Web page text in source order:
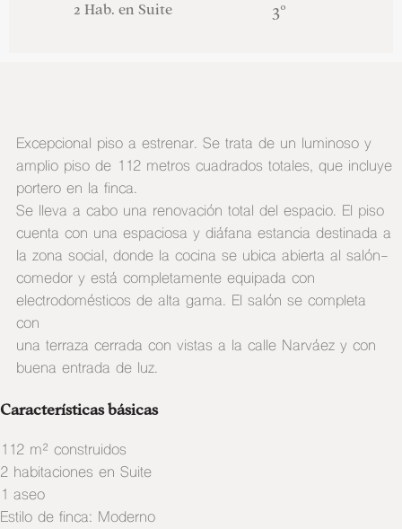
2 Hab. en Suite 3°
Excepcional piso a estrenar. Se trata de un luminoso y
amplio piso de 112 metros cuadrados totales, que incluye
portero en la finca.
Se lleva a cabo una renovación total del espacio. El piso
cuenta con una espaciosa y diáfana estancia destinada a
la zona social, donde la cocina se ubica abierta al salón-
comedor y está completamente equipada con
electrodomésticos de alta gama. El salón se completa
con
una terraza cerrada con vistas a la calle Narváez y con
buena entrada de luz.
Características básicas
112 m² construidos
2 habitaciones en Suite
1 aseo
Estilo de finca: Moderno